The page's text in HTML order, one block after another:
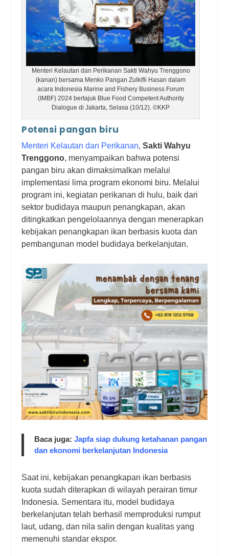
Menteri Kelautan dan Perikanan Sakti Wahyu Trenggono
(kanan) bersama Menko Pangan Zulkifli Hasan dalam
acara Indonesia Marine and Fishery Business Forum
(IMBF) 2024 bertajuk Blue Food Competent Authority
Dialogue di Jakarta, Selasa (10/12). ©KKP
Potensi pangan biru
Menteri Kelautan dan Perikanan,Sakti Wahyu
Trenggono, menyampaikan bahwa potensi
pangan biru akan dimaksimalkan melalui
implementasi lima program ekonomi biru. Melalui
program ini, kegiatan perikanan di hulu, baik dari
sektor budidaya maupun penangkapan, akan
ditingkatkan pengelolaannya dengan menerapkan
kebijakan penangkapan ikan berbasis kuota dan
pembangunan model budidaya berkelanjutan.
Baca juga:Japfa siap dukung ketahanan pangan
dan ekonomi berkelanjutan Indonesia
Saat ini, kebijakan penangkapan ikan berbasis
kuota sudah diterapkan di wilayah perairan timur
Indonesia. Sementara itu, model budidaya
berkelanjutan telah berhasil memproduksi rumput
laut, udang, dan nila salin dengan kualitas yang
memenuhi standar ekspor.